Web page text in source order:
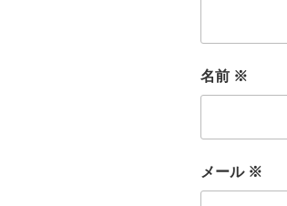
名前 ※
メール ※